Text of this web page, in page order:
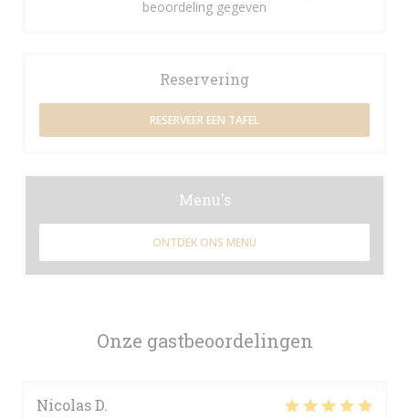
Onze gastbeoordelingen
NicolasD
beoordeling gegeven
Reservering
RESERVEER EEN TAFEL
Menu's
ONTDEK ONS MENU